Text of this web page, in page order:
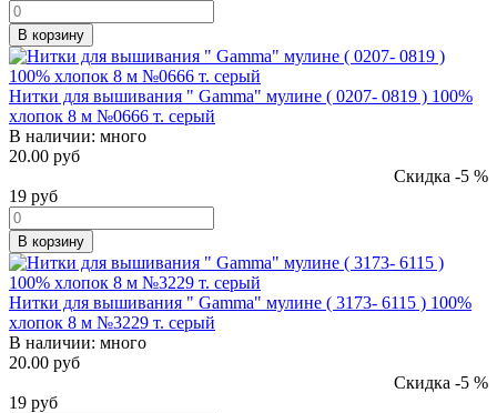
В корзину
Нитки для вышивания " Gamma" мулине ( 0207- 0819 ) 100%
хлопок 8 м №0666 т. серый
В наличии: много
20.00 руб
Скидка -5 %
19 руб
В корзину
Нитки для вышивания " Gamma" мулине ( 3173- 6115 ) 100%
хлопок 8 м №3229 т. серый
В наличии: много
20.00 руб
Скидка -5 %
19 руб